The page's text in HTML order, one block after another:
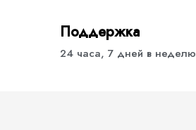
Поддержка
24 часа, 7 дней в неделю